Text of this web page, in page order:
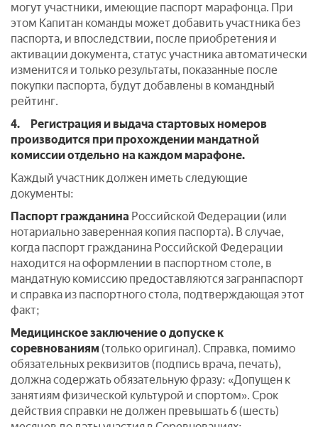
могут участники, имеющие паспорт марафонца. При
этом Капитан команды может добавить участника без
паспорта, и впоследствии, после приобретения и
активации документа, статус участника автоматически
изменится и только результаты, показанные после
покупки паспорта, будут добавлены в командный
рейтинг.
4. Регистрация и выдача стартовых номеров
производится при прохождении мандатной
комиссии отдельно на каждом марафоне.
Каждый участник должен иметь следующие
документы:
Паспорт гражданина Российской Федерации (или
нотариально заверенная копия паспорта). В случае,
когда паспорт гражданина Российской Федерации
находится на оформлении в паспортном столе, в
мандатную комиссию предоставляются загранпаспорт
и справка из паспортного стола, подтверждающая этот
факт;
Медицинское заключениео допуске к
соревнованиям (только оригинал). Справка, помимо
обязательных реквизитов (подпись врача, печать),
должна содержать обязательную фразу: «Допущен к
занятиям физической культурой и спортом». Срок
действия справки не должен превышать 6 (шесть)